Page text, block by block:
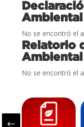
Ambiental
No se encontró el
Relatorio
Ambiental
No se encontró el
#